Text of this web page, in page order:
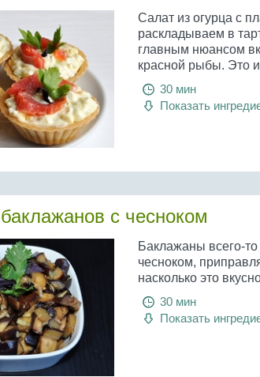
Салат из огурца с
раскладываем в
главным нюансом
красной рыбы. Это
30 мин
Показать
с чесноком
Баклажаны всего-
чесноком,
насколько это
30 мин
Показать